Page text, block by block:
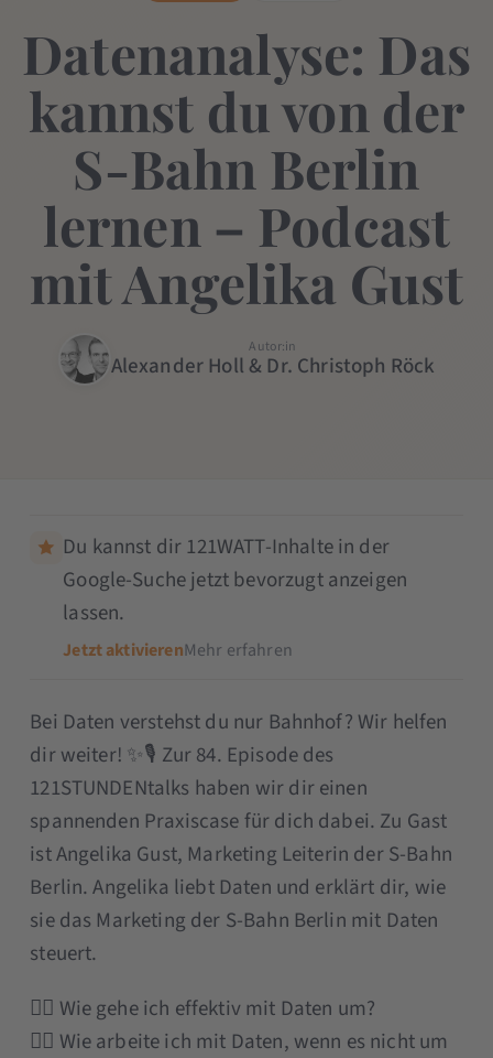
Datenanalyse: Das
kannst du von der
S-Bahn Berlin
lernen – Podcast
mit Angelika Gust
Autor:in
Alexander Holl & Dr. Christoph Röck
Du kannst dir 121WATT-Inhalte in der
Google-Suche jetzt bevorzugt anzeigen
lassen.
Jetzt aktivierenMehr erfahren
Bei Daten verstehst du nur Bahnhof? Wir helfen
dir weiter! ✨🎙 Zur 84. Episode des
121STUNDENtalks haben wir dir einen
spannenden Praxiscase für dich dabei. Zu Gast
ist Angelika Gust, Marketing Leiterin der S-Bahn
Berlin. Angelika liebt Daten und erklärt dir, wie
sie das Marketing der S-Bahn Berlin mit Daten
steuert.
👉🏼 Wie gehe ich effektiv mit Daten um?
👉🏼 Wie arbeite ich mit Daten, wenn es nicht um